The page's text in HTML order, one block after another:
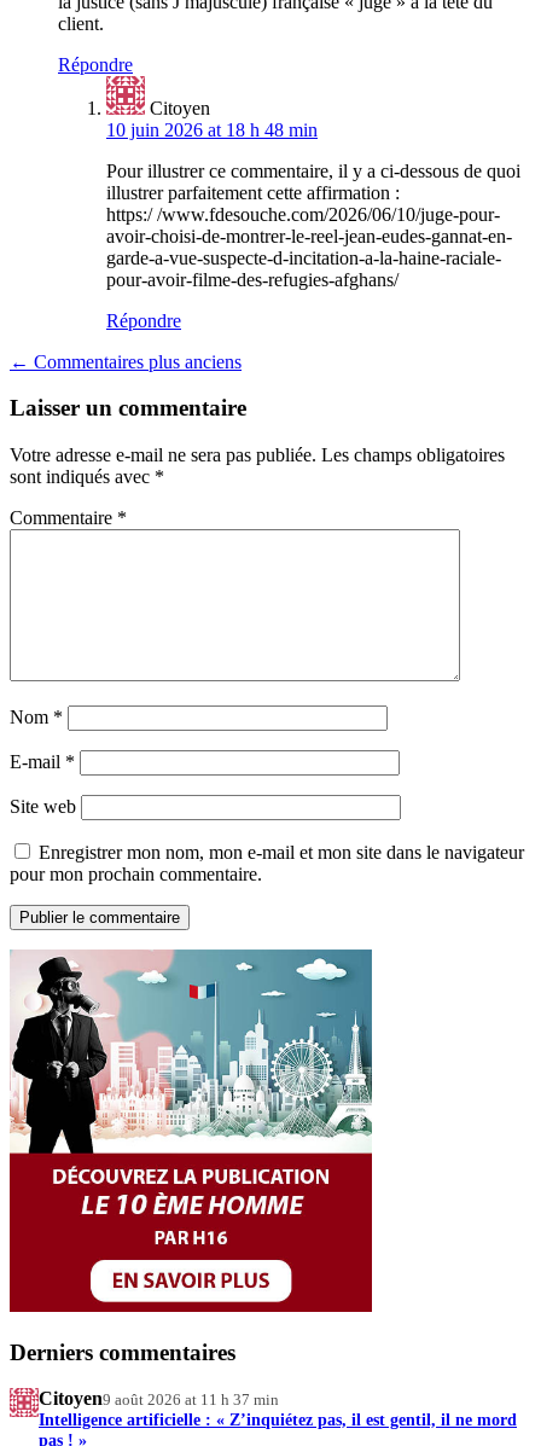
client.
Répondre
Citoyen
10 juin 2026 at 18 h 48 min
Pour illustrer ce commentaire, il y a ci-dessous de quoi
illustrer parfaitement cette affirmation :
https:/ /www.fdesouche.com/2026/06/10/juge-pour-
avoir-choisi-de-montrer-le-reel-jean-eudes-gannat-en-
garde-a-vue-suspecte-d-incitation-a-la-haine-raciale-
pour-avoir-filme-des-refugies-afghans/
Répondre
Navigation
dans
commentaires
← Commentaires plus anciens
Laisser un commentaire
Votre adresse e-mail ne sera pas publiée. Les champs obligatoires
sont indiqués avec *
Commentaire *
Nom *
E-mail *
Site web
Enregistrer mon nom, mon e-mail et mon site dans le navigateur
pour mon prochain commentaire.
Derniers commentaires
Citoyen9 août 2026 at 11 h 37 min
Intelligence artificielle : « Z’inquiétez pas, il est gentil, il ne mord
pas ! »